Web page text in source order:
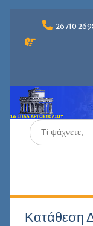
content
26710
Search
for:
Κατάθεση